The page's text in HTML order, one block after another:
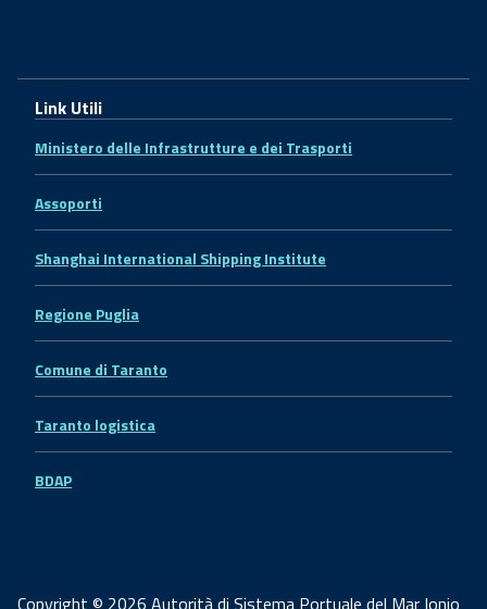
Link Utili
Ministero delle Infrastrutture e dei Trasporti
Assoporti
Shanghai International Shipping Institute
Regione Puglia
Comune di Taranto
Taranto logistica
BDAP
Copyright © 2026 Autorità di Sistema Portuale del Mar Ionio